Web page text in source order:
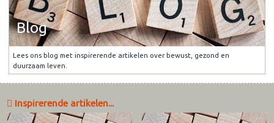
Blog
Lees ons blog met inspirerende artikelen over bewust, gezond en
duurzaam leven.
Inspirerende artikelen...